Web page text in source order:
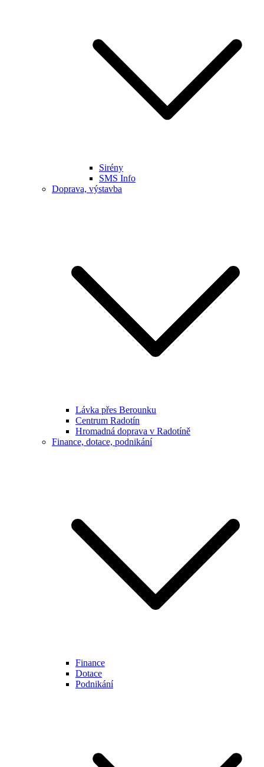
Sirény
SMS Info
Doprava, výstavba
Lávka přes Berounku
Centrum Radotín
Hromadná doprava v Radotíně
Finance, dotace, podnikání
Finance
Dotace
Podnikání